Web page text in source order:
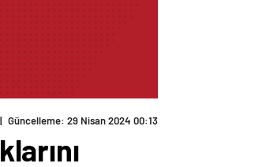
| Güncelleme: 29 Nisan 2024 00:13